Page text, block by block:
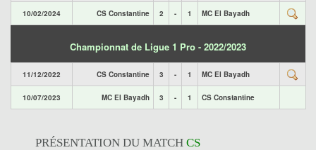
10/02/2024 CS Constantine 2 - 1 MC El Bayadh
Championnat de Ligue 1 Pro - 2022/2023
11/12/2022 CS Constantine 3 - 1 MC El Bayadh
10/07/2023 MC El Bayadh 3 - 1 CS Constantine
PRÉSENTATION DU MATCH CS